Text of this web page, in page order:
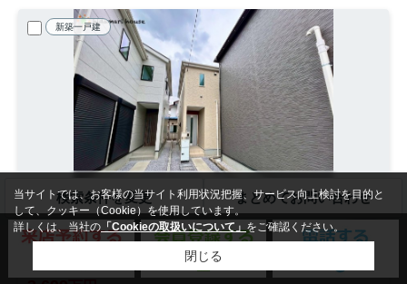
新築一戸建
さいたま市西区大字佐知川
検索条件を変更 まとめてお問い合わせ
当サイトでは、お客様の当サイト利用状況把握、サービス向上検討を目的と
して、クッキー（Cookie）を使用しています。
詳しくは、当社の 「Cookieの取扱いについて」をご確認ください。
閉じる